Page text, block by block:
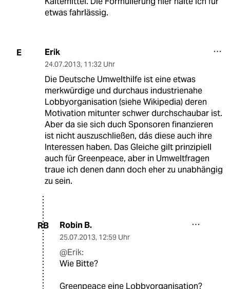
etwas fahrlässig.
E Erik
24.07.2013, 11:32 Uhr
Die Deutsche Umwelthilfe ist eine etwas
merkwürdige und durchaus industrienahe
Lobbyorganisation (siehe Wikipedia) deren
Motivation mitunter schwer durchschaubar ist.
Aber da sie sich duch Sponsoren finanzieren
ist nicht auszuschließen, dás diese auch ihre
Interessen haben. Das Gleiche gilt prinzipiell
auch für Greenpeace, aber in Umweltfragen
traue ich denen dann doch eher zu unabhängig
zu sein.
RB Robin B.
25.07.2013, 12:59 Uhr
@Erik:
Wie Bitte?
Greenpeace eine Lobbyorganisation?